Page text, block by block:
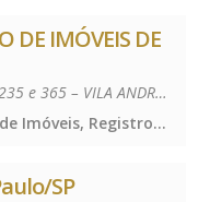
DE IMÓVEIS DE
RUA NELSON GAMA DE OLIVEIRA 235 e 365 – VILA ANDRADE – 05734-150
Registro de Imóveis, Registro de Imóveis, Registro de Imóveis
SP